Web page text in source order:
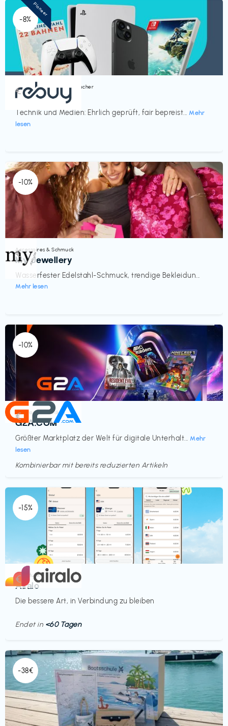
-8%
Bücher, Magazine & Hörbücher
rebuy
Technik und Medien: Ehrlich geprüft, fair bepreist... Mehr
lesen
€‎
Pioneer
-10%
Accessoires & Schmuck
My Jewellery
Wasserfester Edelstahl-Schmuck, trendige Bekleidun...
Mehr lesen
€‎
-10%
Elektronik & Medien
G2A.COM
Größter Marktplatz der Welt für digitale Unterhalt... Mehr
lesen
€‎
Kombinierbar mit bereits reduzierten Artikeln
-15%
Mobilfunk
Airalo
Die bessere Art, in Verbindung zu bleiben
€‎
Endet in <60 Tagen
-38€